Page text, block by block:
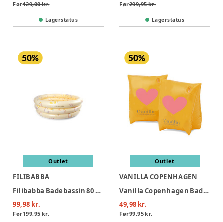
Før129,00 kr.
Lagerstatus
Før299,95 kr.
Lagerstatus
Outlet
FILIBABBA
Filibabba Badebassin 80 cm Alfie – Unicorn Shores
99,98 kr.
Før199,95 kr.
Outlet
VANILLA COPENHAGEN
Vanilla Copenhagen Badevinger - Neon Hearts
49,98 kr.
Før99,95 kr.